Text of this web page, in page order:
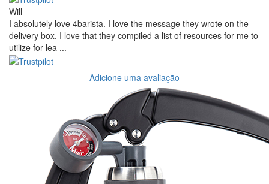
Will
I absolutely love 4barista. I love the message they wrote on the
delivery box. I love that they compiled a list of resources for me to
utilize for lea ...
Adicione uma avaliação